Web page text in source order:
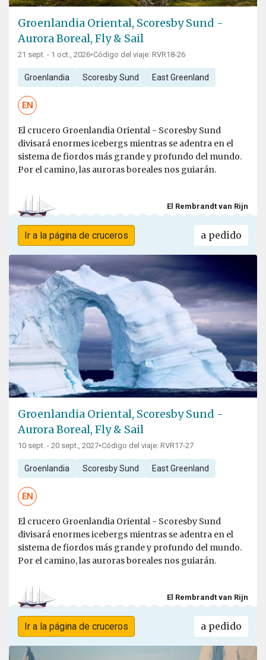
Groenlandia Oriental, Scoresby Sund -
Aurora Boreal, Fly & Sail
21 sept. - 1 oct., 2026•Código del viaje: RVR18-26
Groenlandia Scoresby Sund East Greenland
EN
El crucero Groenlandia Oriental - Scoresby Sund
divisará enormes icebergs mientras se adentra en el
sistema de fiordos más grande y profundo del mundo.
Por el camino, las auroras boreales nos guiarán.
El Rembrandt van Rijn
Ir a la página de cruceros a pedido
Groenlandia Oriental, Scoresby Sund -
Aurora Boreal, Fly & Sail
10 sept. - 20 sept., 2027•Código del viaje: RVR17-27
Groenlandia Scoresby Sund East Greenland
EN
El crucero Groenlandia Oriental - Scoresby Sund
divisará enormes icebergs mientras se adentra en el
sistema de fiordos más grande y profundo del mundo.
Por el camino, las auroras boreales nos guiarán.
El Rembrandt van Rijn
Ir a la página de cruceros a pedido